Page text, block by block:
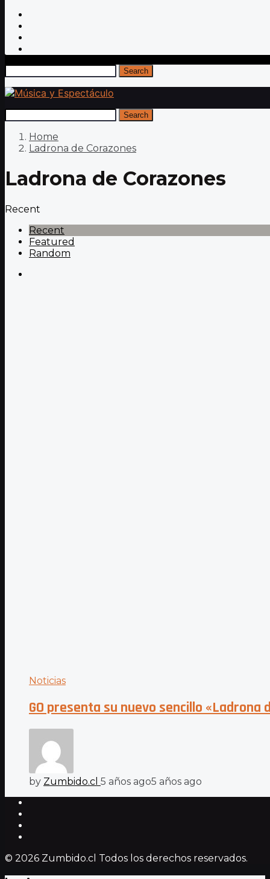
Search
Search
Home
Ladrona de Corazones
Ladrona de Corazones
Recent
Recent
Featured
Random
Noticias
GO presenta su nuevo sencillo «Ladrona
by Zumbido.cl 5 años ago5 años ago
© 2026 Zumbido.cl Todos los derechos reservados.